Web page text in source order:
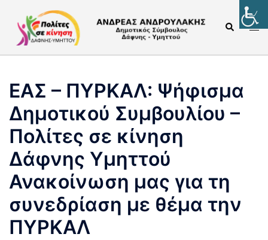
ΕΑΣ – ΠΥΡΚΑΛ: Ψήφισμα
Δημοτικού Συμβουλίου –
Πολίτες σε κίνηση
Δάφνης Υμηττού
Ανακοίνωση μας για τη
συνεδρίαση με θέμα την
ΠΥΡΚΑΛ